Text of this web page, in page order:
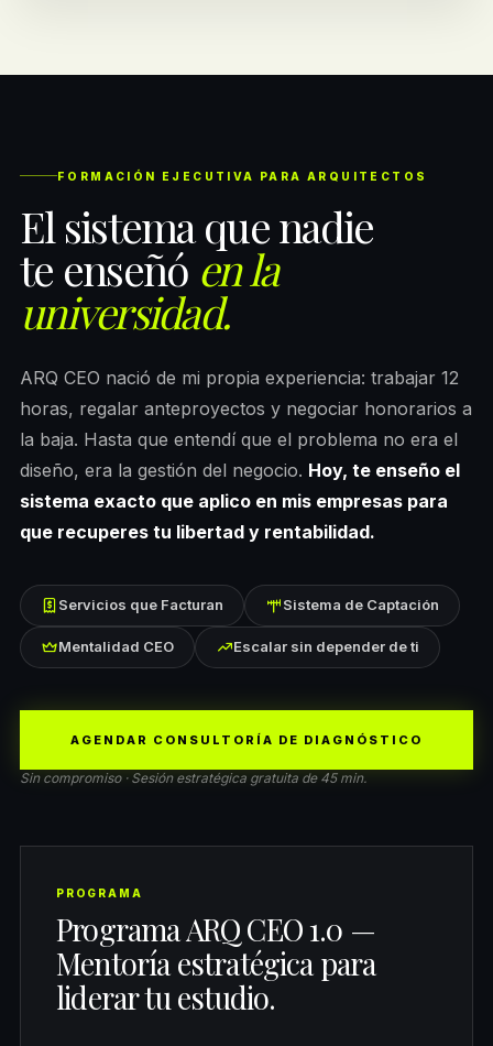
FORMACIÓN EJECUTIVA PARA ARQUITECTOS
El sistema que nadie
te enseñó en la
universidad.
ARQ CEO nació de mi propia experiencia: trabajar 12
horas, regalar anteproyectos y negociar honorarios a
la baja. Hasta que entendí que el problema no era el
diseño, era la gestión del negocio. Hoy, te enseño el
sistema exacto que aplico en mis empresas para
que recuperes tu libertad y rentabilidad.
Servicios que Facturan Sistema de Captación
Mentalidad CEO Escalar sin depender de ti
AGENDAR CONSULTORÍA DE DIAGNÓSTICO
Sin compromiso · Sesión estratégica gratuita de 45 min.
PROGRAMA
Programa ARQ CEO 1.0 —
Mentoría estratégica para
liderar tu estudio.